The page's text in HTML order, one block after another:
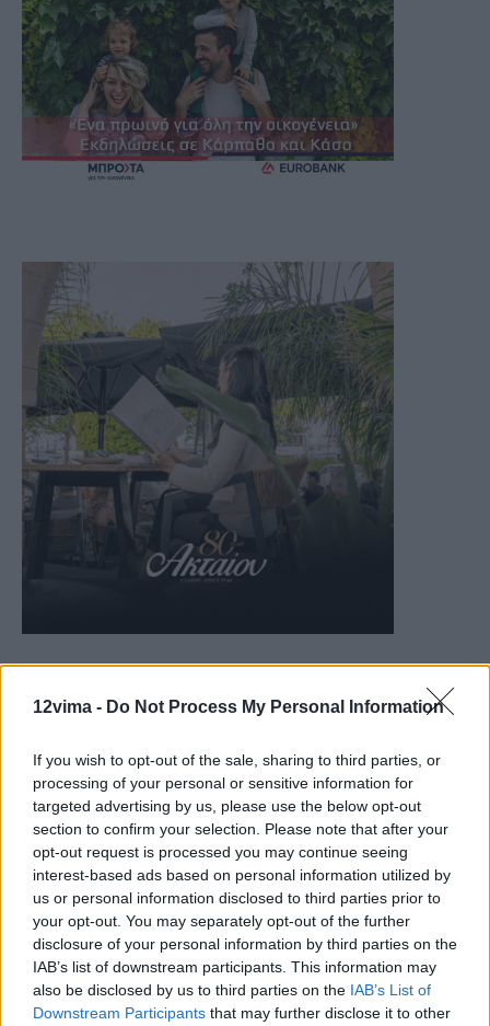
12vima - Do Not Process My Personal Information
If you wish to opt-out of the sale, sharing to third parties, or
processing of your personal or sensitive information for
targeted advertising by us, please use the below opt-out
section to confirm your selection. Please note that after your
opt-out request is processed you may continue seeing
interest-based ads based on personal information utilized by
us or personal information disclosed to third parties prior to
your opt-out. You may separately opt-out of the further
disclosure of your personal information by third parties on the
IAB’s list of downstream participants. This information may
also be disclosed by us to third parties on the IAB’s List of
Downstream Participants that may further disclose it to other